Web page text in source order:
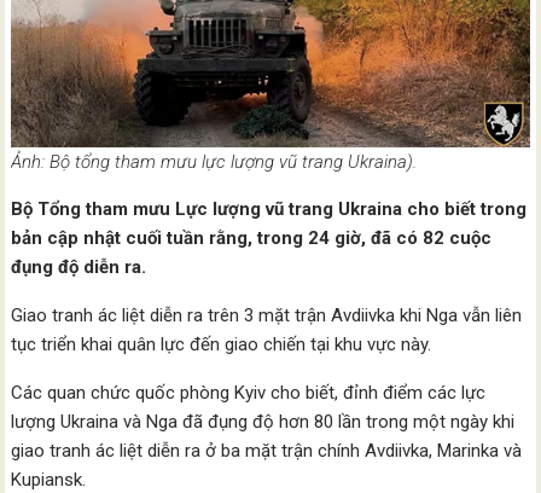
Ảnh: Bộ tổng tham mưu lực lượng vũ trang Ukraina).
Bộ Tổng tham mưu Lực lượng vũ trang Ukraina cho biết trong
bản cập nhật cuối tuần rằng, trong 24 giờ, đã có 82 cuộc
đụng độ diễn ra.
Giao tranh ác liệt diễn ra trên 3 mặt trận Avdiivka khi Nga vẫn liên
tục triển khai quân lực đến giao chiến tại khu vực này.
Các quan chức quốc phòng Kyiv cho biết, đỉnh điểm các lực
lượng Ukraina và Nga đã đụng độ hơn 80 lần trong một ngày khi
giao tranh ác liệt diễn ra ​​ở ba mặt trận chính Avdiivka, Marinka và
Kupiansk.